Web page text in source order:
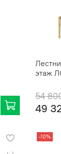
этаж
54
49
-10%